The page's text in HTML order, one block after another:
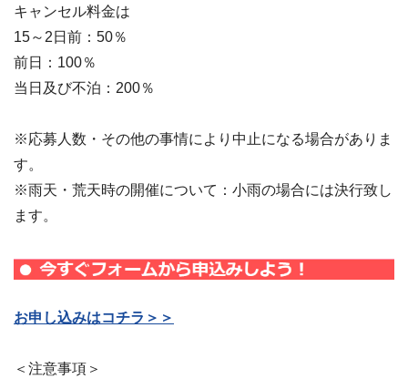
キャンセル料金は
15～2日前：50％
前日：100％
当日及び不泊：200％
※応募人数・その他の事情により中止になる場合がありま
す。
※雨天・荒天時の開催について：小雨の場合には決行致し
ます。
お申し込みはコチラ＞＞
＜注意事項＞